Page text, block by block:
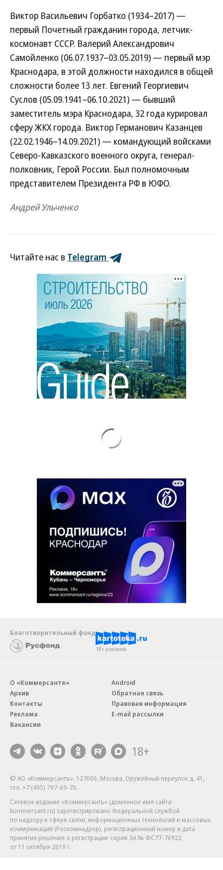
Виктор Васильевич Горбатко (1934–2017) —
первый Почетный гражданин города, летчик-
космонавт СССР. Валерий Александрович
Самойленко (06.07.1937–03.05.2019) — первый мэр
Краснодара, в этой должности находился в общей
сложности более 13 лет. Евгений Георгиевич
Суслов (05.09.1941–06.10.2021) — бывший
заместитель мэра Краснодара, 32 года курировал
сферу ЖКХ города. Виктор Германович Казанцев
(22.02.1946–14.09.2021) — командующий войсками
Северо-Кавказского военного округа, генерал-
полковник, Герой России. Был полномочным
представителем Президента РФ в ЮФО.
Андрей Ульченко
Читайте нас в Telegram
Благотворительный фонд
18+ реклама
О «Коммерсанте»
Архив
Контакты
Реклама
Вакансии
Android
Обратная связь
Правовая информация
E-mail рассылки
18+
© АО «Коммерсантъ». 127006, Москва, Оружейный переулок д. 41,
тел. +7 (495) 797-69-70.
Сетевое издание «Коммерсантъ» (доменное имя сайта:
kommersant.ru) зарегистрировано Федеральной службой
по надзору в сфере связи, информационных технологий и массовых
коммуникаций (Роскомнадзор), регистрационный номер и дата
принятия решения о регистрации: серия Эл № ФС77-76922
от 11 октября 2019 г.